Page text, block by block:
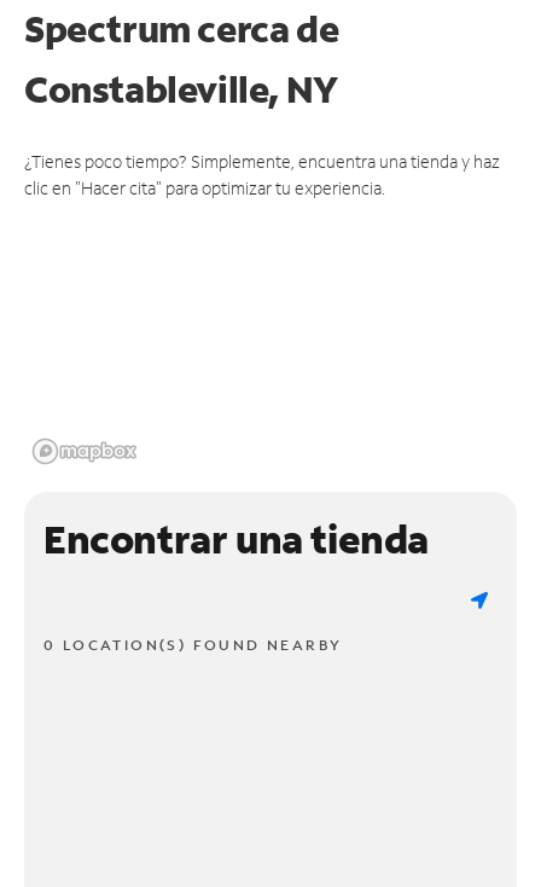
Spectrumcerca de
Constableville, NY
¿Tienes poco tiempo? Simplemente, encuentra una tienda y haz
clic en "Hacer cita" para optimizar tu experiencia.
Encontrar una tienda
0 LOCATION(S) FOUND NEARBY